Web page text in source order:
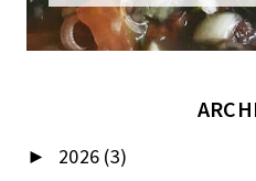
► 2026 (3)